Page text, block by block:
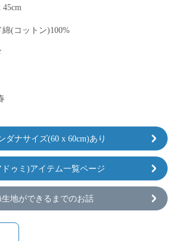
45cm
綿(コットン)100%
ダナサイズ(60 x 60cm)あり
ドゥミ)アイテム一覧ページ
生地ができるまでのお話